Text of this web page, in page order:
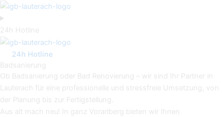
Zum
Inhalt
springen
24h Hotline
24h Hotline
Badsanierung
Ob Badsanierung oder Bad Renovierung – wir sind Ihr Partner in
Lauterach für eine professionelle und stressfreie Umsetzung, von
der Planung bis zur Fertigstellung.
Aus alt mach neu! In ganz Vorarlberg bieten wir Ihnen